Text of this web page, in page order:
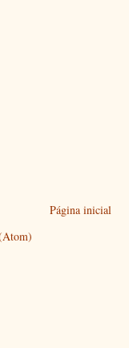
Página inicial